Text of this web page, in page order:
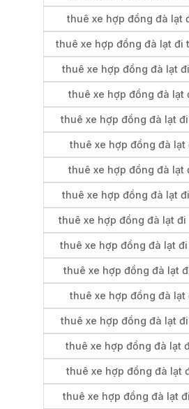
thuê xe hợp đồng đà lạt
thuê xe hợp đồng đà lạt đi
thuê xe hợp đồng đà lạt
thuê xe hợp đồng đà lạt
thuê xe hợp đồng đà lạt
thuê xe hợp đồng đà lạt
thuê xe hợp đồng đà lạt
thuê xe hợp đồng đà lạt
thuê xe hợp đồng đà lạt đi
thuê xe hợp đồng đà lạt
thuê xe hợp đồng đà lạt
thuê xe hợp đồng đà lạt
thuê xe hợp đồng đà lạt
thuê xe hợp đồng đà lạt
thuê xe hợp đồng đà lạt
thuê xe hợp đồng đà lạt